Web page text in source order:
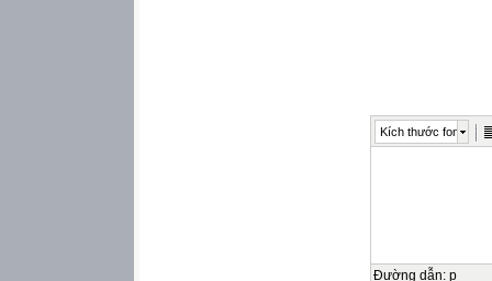
Kích thước font
Đường dẫn: p